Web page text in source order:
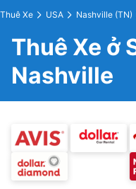
Thuê Xe USA Nashville (TN)
Thuê Xe ở
Nashville